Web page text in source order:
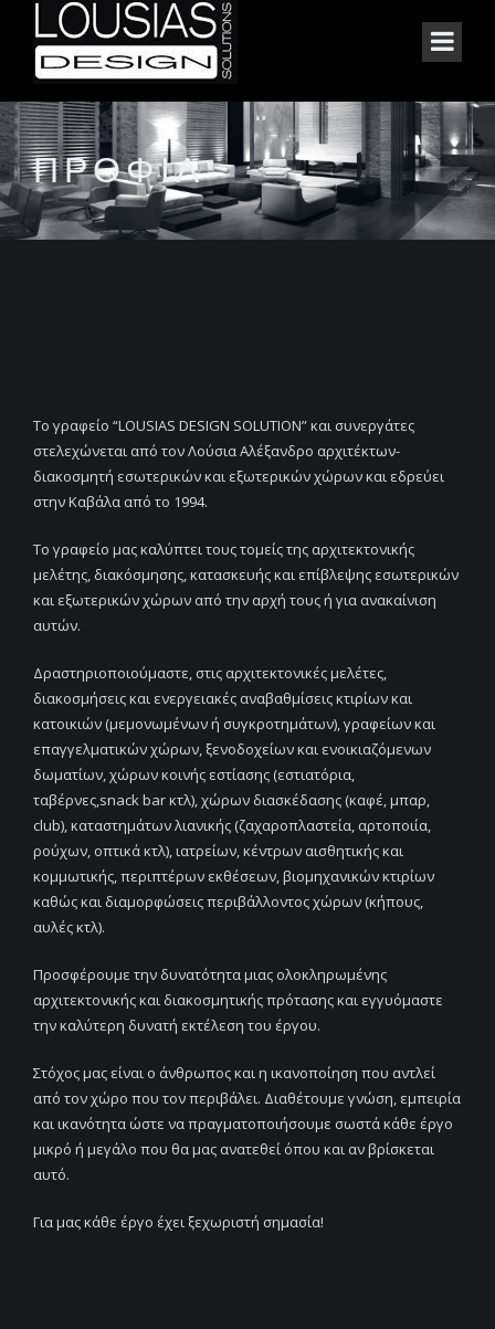
ΠΡΟΦΙΛ
Το γραφείο “LOUSIAS DESIGN SOLUTION” και συνεργάτες
στελεχώνεται από τον Λούσια Αλέξανδρο αρχιτέκτων-
διακοσμητή εσωτερικών και εξωτερικών χώρων και εδρεύει
στην Καβάλα από το 1994.
Το γραφείο μας καλύπτει τους τομείς της αρχιτεκτονικής
μελέτης, διακόσμησης, κατασκευής και επίβλεψης εσωτερικών
και εξωτερικών χώρων από την αρχή τους ή για ανακαίνιση
αυτών.
Δραστηριοποιούμαστε, στις αρχιτεκτονικές μελέτες,
διακοσμήσεις και ενεργειακές αναβαθμίσεις κτιρίων και
κατοικιών (μεμονωμένων ή συγκροτημάτων), γραφείων και
επαγγελματικών χώρων, ξενοδοχείων και ενοικιαζόμενων
δωματίων, χώρων κοινής εστίασης (εστιατόρια,
ταβέρνες,snack bar κτλ), χώρων διασκέδασης (καφέ, μπαρ,
club), καταστημάτων λιανικής (ζαχαροπλαστεία, αρτοποιία,
ρούχων, οπτικά κτλ), ιατρείων, κέντρων αισθητικής και
κομμωτικής, περιπτέρων εκθέσεων, βιομηχανικών κτιρίων
καθώς και διαμορφώσεις περιβάλλοντος χώρων (κήπους,
αυλές κτλ).
Προσφέρουμε την δυνατότητα μιας ολοκληρωμένης
αρχιτεκτονικής και διακοσμητικής πρότασης και εγγυόμαστε
την καλύτερη δυνατή εκτέλεση του έργου.
Στόχος μας είναι ο άνθρωπος και η ικανοποίηση που αντλεί
από τον χώρο που τον περιβάλει. Διαθέτουμε γνώση, εμπειρία
και ικανότητα ώστε να πραγματοποιήσουμε σωστά κάθε έργο
μικρό ή μεγάλο που θα μας ανατεθεί όπου και αν βρίσκεται
αυτό.
Για μας κάθε έργο έχει ξεχωριστή σημασία!